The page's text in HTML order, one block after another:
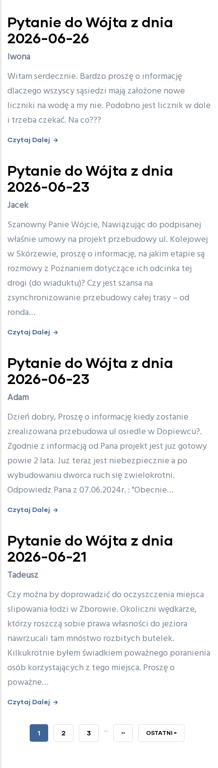
Pytanie do Wójta z dnia
2026-06-26
Iwona
Witam serdecznie. Bardzo proszę o informację
dlaczego wszyscy sąsiedzi mają założone nowe
liczniki na wodę a my nie. Podobno jest licznik w dole
i trzeba czekać. Na co???
Czytaj Dalej
Pytanie do Wójta z dnia
2026-06-23
Jacek
Szanowny Panie Wójcie, Nawiązując do podpisanej
właśnie umowy na projekt przebudowy ul. Kolejowej
w Skórzewie, proszę o informację, na jakim etapie są
rozmowy z Poznaniem dotyczące ich odcinka tej
drogi (do wiaduktu)? Czy jest szansa na
zsynchronizowanie przebudowy całej trasy – od
ronda…
Czytaj Dalej
Pytanie do Wójta z dnia
2026-06-23
Adam
Dzień dobry, Proszę o informację kiedy zostanie
zrealizowana przebudowa ul osiedle w Dopiewcu?.
Zgodnie z informacją od Pana projekt jest juz gotowy
powie 2 lata. Juz teraz jest niebezpiecznie a po
wybudowaniu dworca ruch się zwielokrotni.
Odpowiedz Pana z 07.06.2024r. : "Obecnie…
Czytaj Dalej
Pytanie do Wójta z dnia
2026-06-21
Tadeusz
Czy można by doprowadzić do oczyszczenia miejsca
slipowania łodzi w Zborowie. Okoliczni wędkarze,
którzy roszczą sobie prawa własności do jeziora
nawrzucali tam mnóstwo rozbitych butelek.
Kilkukrotnie byłem świadkiem poważnego poranienia
osób korzystających z tego miejsca. Proszę o
poważne…
Czytaj Dalej
BIEŻĄCA
1 PAGE
2 PAGE
3 … NASTĘPNA
›› OSTATNIA
OSTATNI »